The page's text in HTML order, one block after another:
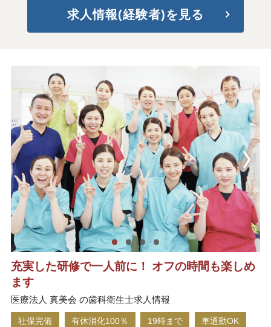
求人情報(経験者)を見る
充実した研修で一人前に！ オフの時間も楽しめ
ます
医療法人 真美会 の歯科衛生士求人情報
社保完備 有休消化100％ 19時まで 車通勤OK